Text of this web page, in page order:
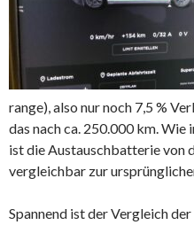
range), also nur noch 7,5 %
das nach ca. 250.000 km.
ist die Austauschbatterie von
vergleichbar zur
Spannend ist der Vergleich